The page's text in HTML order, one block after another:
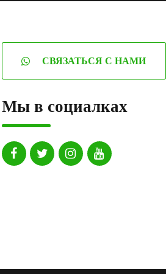
СВЯЗАТЬСЯ С НАМИ
Мы в социалках